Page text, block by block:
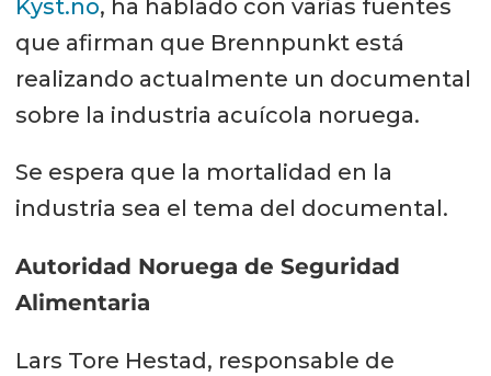
Kyst.no, ha hablado con varias fuentes
que afirman que Brennpunkt está
realizando actualmente un documental
sobre la industria acuícola noruega.
Se espera que la mortalidad en la
industria sea el tema del documental.
Autoridad Noruega de Seguridad
Alimentaria
Lars Tore Hestad, responsable de